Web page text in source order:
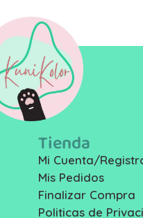
Tienda
Mi Cuenta/
Mis Pedidos
Finalizar Compra
Politicas de